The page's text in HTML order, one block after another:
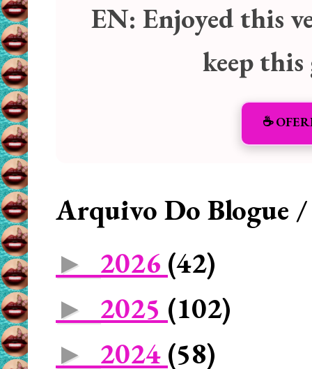
EN: Enjoyed this
keep
☕️
Arquivo Do Blogue
► 2026 (42)
► 2025 (102)
► 2024 (58)